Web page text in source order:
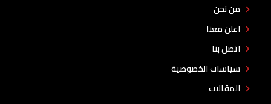
من نحن
اعلن معنا
اتصل بنا
سياسات الخصوصية
المقالات